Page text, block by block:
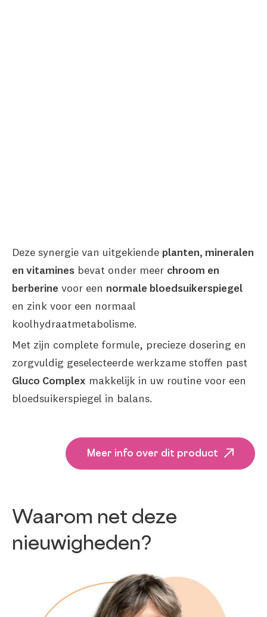
Deze synergie van uitgekiende planten, mineralen
en vitamines bevat onder meer chroom en
berberine voor een normale bloedsuikerspiegel
en zink voor een normaal
koolhydraatmetabolisme.
Met zijn complete formule, precieze dosering en
zorgvuldig geselecteerde werkzame stoffen past
Gluco Complex makkelijk in uw routine voor een
bloedsuikerspiegel in balans.
Meer info over dit product
Waarom net deze
nieuwigheden?